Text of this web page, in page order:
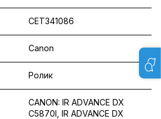
CET341086
Canon
Ролик
CANON: IR ADVANCE DX
C5870I, IR ADVANCE DX